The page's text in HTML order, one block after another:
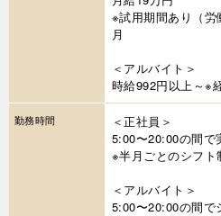
※試用期間あり（労
月
＜アルバイト＞
時給992円以上～※
勤務時間
＜正社員＞
5:00〜20:00の間で
※半月ごとのシフト
＜アルバイト＞
5:00〜20:00の間で